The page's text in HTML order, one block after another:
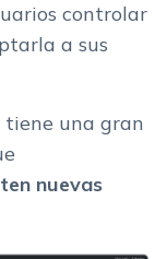
controlar
a sus
tiene una gran
nuevas